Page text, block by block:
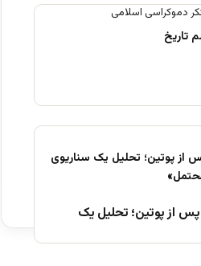
از پوتین؛ تحلیل یک